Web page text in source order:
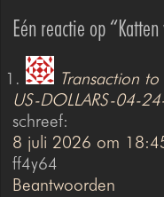
Eén reactie op
Transaction
US-DOLLARS-04-
schreef:
8 juli 2026 om
ff4y64
Beantwoorden